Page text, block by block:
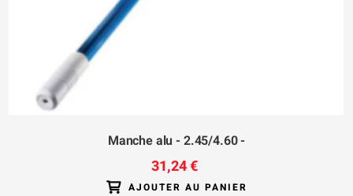
Manche alu - 2.45/4.60 -
31,24 €
AJOUTER AU PANIER